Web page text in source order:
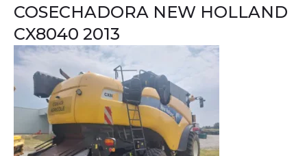
COSECHADORA NEW HOLLAND
CX8040 2013